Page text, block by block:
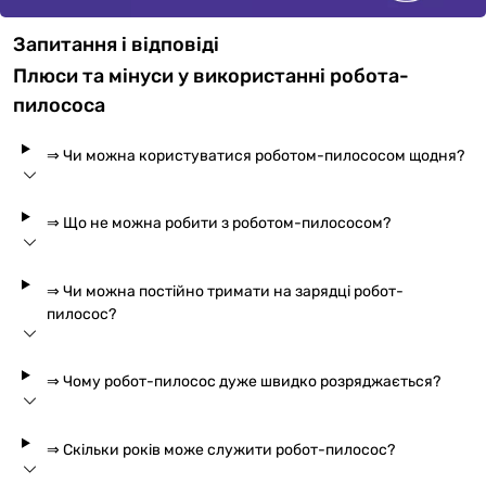
Запитання і відповіді
Плюси та мінуси у використанні робота-
пилососа
⇒ Чи можна користуватися роботом-пилососом щодня?
⇒ Що не можна робити з роботом-пилососом?
⇒ Чи можна постійно тримати на зарядці робот-
пилосос?
⇒ Чому робот-пилосос дуже швидко розряджається?
⇒ Скільки років може служити робот-пилосос?